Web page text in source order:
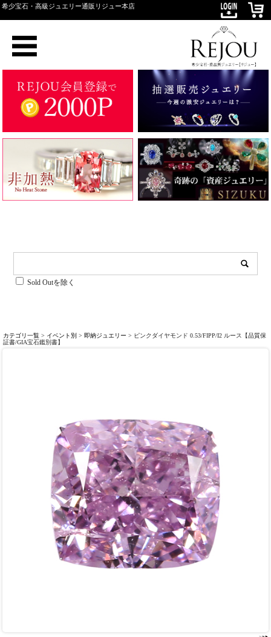
希少宝石・高級ジュエリー通販リジュー本店
Sold Outを除く
カテゴリ一覧 > イベント別 > 即納ジュエリー > ピンクダイヤモンド 0.53/FIPP/I2 ルース【品質保
証書/GIA宝石鑑別書】